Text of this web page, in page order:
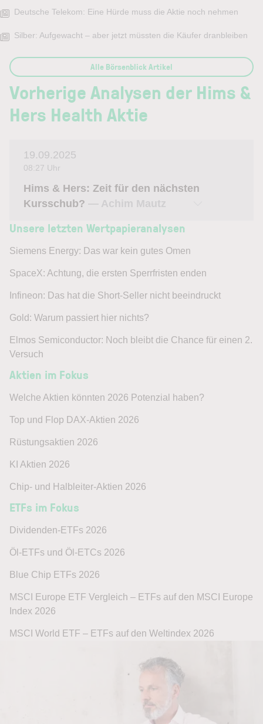
Deutsche Telekom: Eine Hürde muss die Aktie noch nehmen
Silber: Aufgewacht – aber jetzt müssten die Käufer dranbleiben
Alle Börsenblick Artikel
Vorherige Analysen der Hims &
Hers Health Aktie
19.09.2025
08:27 Uhr
Hims & Hers: Zeit für den nächsten
Kursschub? — Achim Mautz
Unsere letzten Wertpapieranalysen
Siemens Energy: Das war kein gutes Omen
SpaceX: Achtung, die ersten Sperrfristen enden
Infineon: Das hat die Short-Seller nicht beeindruckt
Gold: Warum passiert hier nichts?
Elmos Semiconductor: Noch bleibt die Chance für einen 2.
Versuch
Aktien im Fokus
Welche Aktien könnten 2026 Potenzial haben?
Top und Flop DAX-Aktien 2026
Rüstungsaktien 2026
KI Aktien 2026
Chip- und Halbleiter-Aktien 2026
ETFs im Fokus
Dividenden-ETFs 2026
Öl-ETFs und Öl-ETCs 2026
Blue Chip ETFs 2026
MSCI Europe ETF Vergleich – ETFs auf den MSCI Europe
Index 2026
MSCI World ETF – ETFs auf den Weltindex 2026